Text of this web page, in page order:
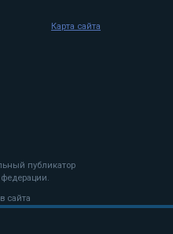
публикатор
сайта
Карта сайта